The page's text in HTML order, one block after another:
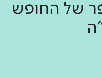
של החופש